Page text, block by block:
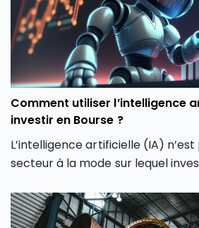
CAC 40 ? Quels secteurs tirent
parisien ? Et surtout, cette
elle encore se poursuivre ou faut-
phase de consolidation ?
Comment utiliser l’intelligence
investir en Bourse ?
L’intelligence artificielle (IA)
secteur à la mode sur lequel
même de notre façon d’investir
nouveaux outils et de nouvelles